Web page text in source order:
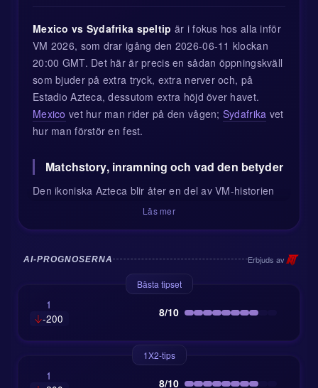
Mexico vs Sydafrika speltip är i fokus hos alla inför
VM 2026, som drar igång den 2026-06-11 klockan
20:00 GMT. Det här är precis en sådan öppningskväll
som bjuder på extra tryck, extra nerver och, på
Estadio Azteca, dessutom extra höjd över havet.
Mexico vet hur man rider på den vågen; Sydafrika vet
hur man förstör en fest.
Matchstory, inramning och vad den betyder
Den ikoniska Azteca blir åter en del av VM-historien
när arenan för tredje gången står värd för en
nostalgisk repris på öppningsmatchen 2010, den som
slutade 1-1 efter Siphiwe Tshabalalas kanonmål. Före
avspark väntas öppningsceremonin dessutom vara
fullpackad med stora namn, så kom inte sent – om du
nu inte spelar på ”första målet efter fyrverkerierna”.
Hur lagen lär gå till väga
Läs mer
AI-PROGNOSERNA Erbjuds av
Bästa tipset
1
-200
8/10
1X2-tips
1
8/10